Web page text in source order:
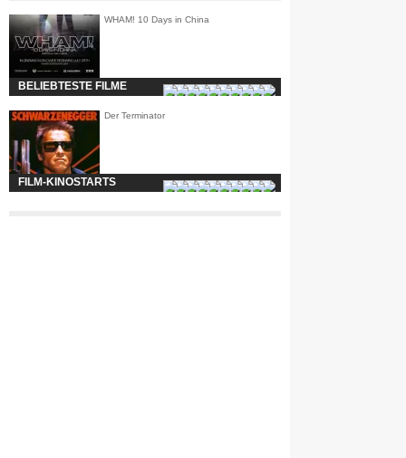
WHAM! 10 Days in China
BELIEBTESTE FILME
Der Terminator
FILM-KINOSTARTS